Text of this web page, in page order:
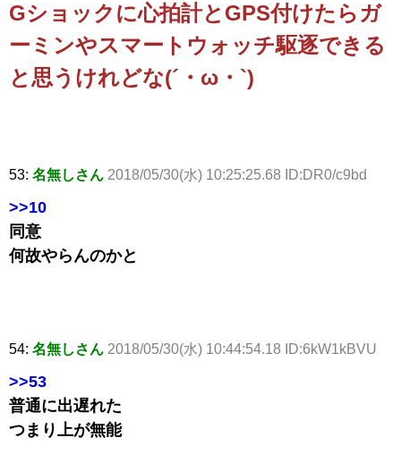
Gショックに心拍計とGPS付けたらガ
ーミンやスマートウォッチ駆逐できる
と思うけれどな(´・ω・`)
53: 名無しさん 2018/05/30(水) 10:25:25.68 ID:DR0/c9bd
>>10
同意
何故やらんのかと
54: 名無しさん 2018/05/30(水) 10:44:54.18 ID:6kW1kBVU
>>53
普通に出遅れた
つまり上が無能